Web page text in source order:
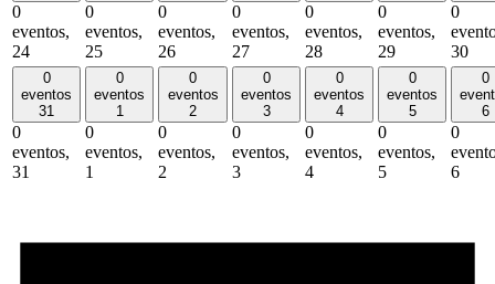
0
eventos,
24
0
eventos,
25
0
eventos,
26
0
eventos,
27
0
eventos,
28
0
eventos,
29
0
30
0
eventos
31
0
eventos,
31
0
eventos
1
0
eventos,
1
0
eventos
2
0
eventos,
2
0
eventos
3
0
eventos,
3
0
eventos
4
0
eventos,
4
0
eventos
5
0
eventos,
5
0
6
0
6